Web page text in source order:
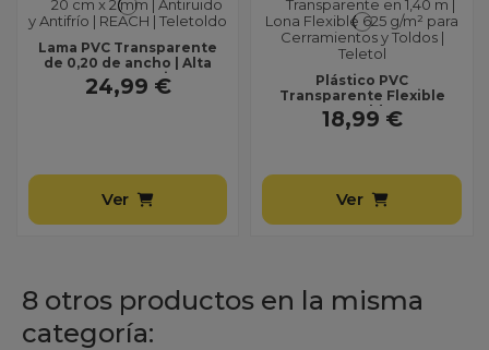
Lama PVC Transparente
de 0,20 de ancho | Alta
Transparencia y
Flexibilidad |...
24,99 €
Ver
Plástico PVC
Transparente Flexible
para Toldos y
Cerramientos en 1,40 de
18,99 €
Ver
8 otros productos en la misma
categoría: